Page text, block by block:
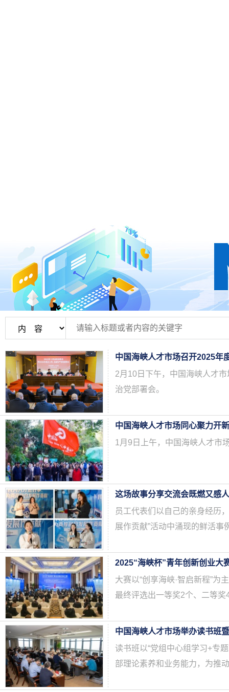
2月10日下午，中国海峡人才
治党部署会。
中国海峡人才市场同心聚力开
1月9日上午，中国海峡人才市
这场故事分享交流会既燃又感人
员工代表们以自己的亲身经历
展作贡献”活动中涌现的鲜活事
2025“海峡杯”青年创新创业大
大赛以“创享海峡·智启新程”
最终评选出一等奖2个、二等
中国海峡人才市场举办读书班
读书班以“党组中心组学习+专
部理论素养和业务能力，为推